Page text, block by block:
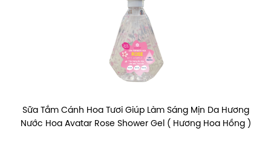
Sữa Tắm Cánh Hoa Tươi Giúp Làm Sáng Mịn Da Hương
Nước Hoa Avatar Rose Shower Gel ( Hương Hoa Hồng )